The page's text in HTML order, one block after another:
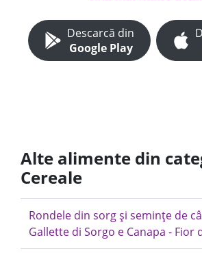
Descarcă din
Google Play
Alte alimente din
Cereale
Rondele din sorg și semințe de
Gallette di Sorgo e Canapa - Fior